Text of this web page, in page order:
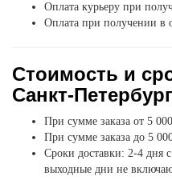
Оплата курьеру при
Оплата при получении в
Стоимость и
Санкт-
При сумме заказа от 5
При сумме заказа до 5
Сроки доставки: 2-4 дня
выходные дни не